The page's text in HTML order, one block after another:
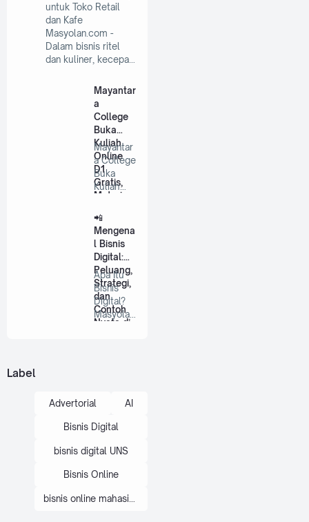
untuk Toko Retail
dan Kafe
Masyolan.com -
Dalam bisnis ritel
dan kuliner, kecepa…
Mayantar
a
College
Buka
Kuliah
Online
D1
Gratis,
Materiny
Diikuti via
Spotify
Mulai
Sekaran
g
Mayantar
a College
Buka
Kuliah
D1
Gratis,
M…
📲
Mengena
l Bisnis
Digital:
Peluang,
Strategi,
dan
Contoh
Nyata di
Apa Itu
Bisnis
Digital?
Masyolan
Label
Advertorial AI
Bisnis Digital
bisnis digital UNS
Bisnis Online